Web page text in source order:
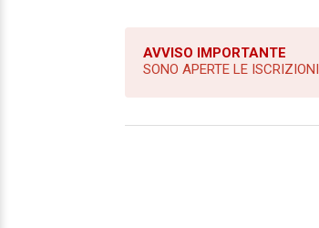
AVVISO IMPORTANTE
SONO APERTE LE ISCRIZIONI